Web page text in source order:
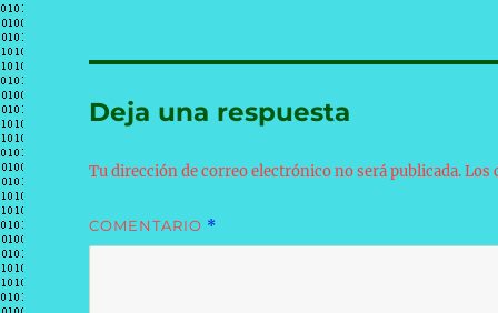
Deja una respuesta
Tu dirección de correo electrónico no será publicada.Los
COMENTARIO *